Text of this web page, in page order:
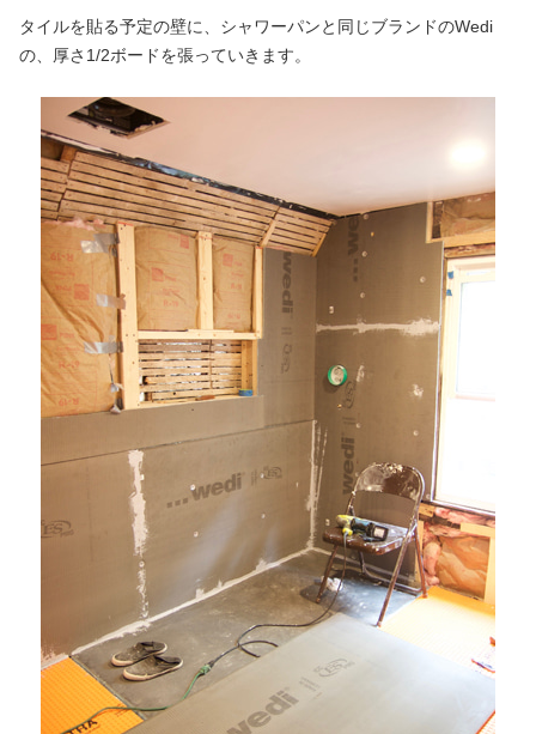
タイルを貼る予定の壁に、シャワーパンと同じブランドのWedi
の、厚さ1/2ボードを張っていきます。